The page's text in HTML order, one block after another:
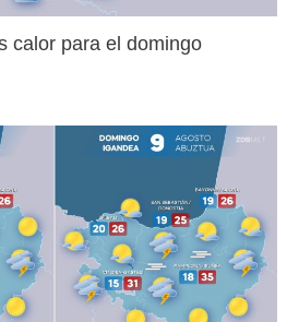
calor para el domingo